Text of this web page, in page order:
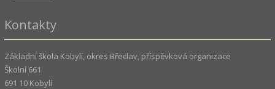
Kontakty
Základní škola Kobylí, okres Břeclav, příspěvková organizace
Školní 661
691 10 Kobylí